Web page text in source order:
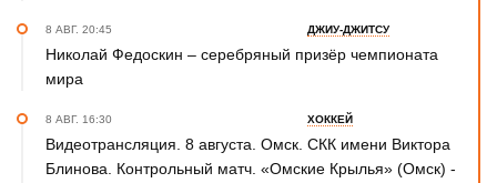
8 АВГ. 20:45 ДЖИУ-ДЖИТСУ
Николай Федоскин – серебряный призёр чемпионата
мира
8 АВГ. 16:30 ХОККЕЙ
Видеотрансляция. 8 августа. Омск. СКК имени Виктора
Блинова. Контрольный матч. «Омские Крылья» (Омск) -